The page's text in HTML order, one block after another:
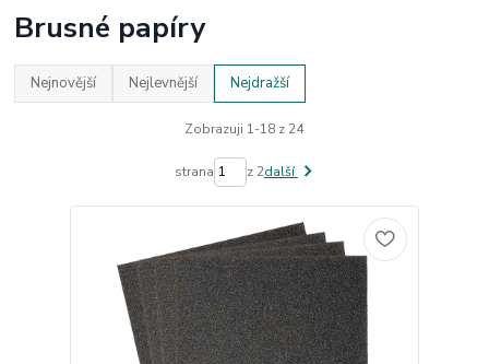
Brusné papíry
Nejnovější Nejlevnější Nejdražší
Zobrazuji 1-18 z 24
strana z 2další